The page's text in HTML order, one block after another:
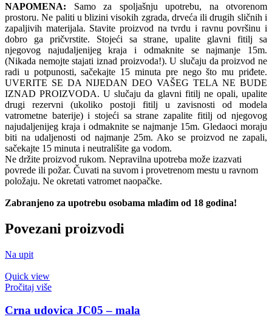
NAPOMENA: Samo za spoljašnju upotrebu, na otvorenom
prostoru. Ne paliti u blizini visokih zgrada, drveća ili drugih sličnih i
zapaljivih materijala. Stavite proizvod na tvrdu i ravnu površinu i
dobro ga pričvrstite. Stojeći sa strane, upalite glavni fitilj sa
njegovog najudaljenijeg kraja i odmaknite se najmanje 15m.
(Nikada nemojte stajati iznad proizvoda!). U slučaju da proizvod ne
radi u potpunosti, sačekajte 15 minuta pre nego što mu priđete.
UVERITE SE DA NIJEDAN DEO VAŠEG TELA NE BUDE
IZNAD PROIZVODA. U slučaju da glavni fitilj ne opali, upalite
drugi rezervni (ukoliko postoji fitilj u zavisnosti od modela
vatrometne baterije) i stojeći sa strane zapalite fitilj od njegovog
najudaljenijeg kraja i odmaknite se najmanje 15m. Gledaoci moraju
biti na udaljenosti od najmanje 25m. Ako se proizvod ne zapali,
sačekajte 15 minuta i neutrališite ga vodom.
Ne držite proizvod rukom. Nepravilna upotreba može izazvati
povrede ili požar. Čuvati na suvom i provetrenom mestu u ravnom
položaju. Ne okretati vatromet naopačke.
Zabranjeno za upotrebu osobama mlađim od 18 godina!
Povezani proizvodi
Na upit
Quick view
Pročitaj više
Crna udovica JC05 – mala